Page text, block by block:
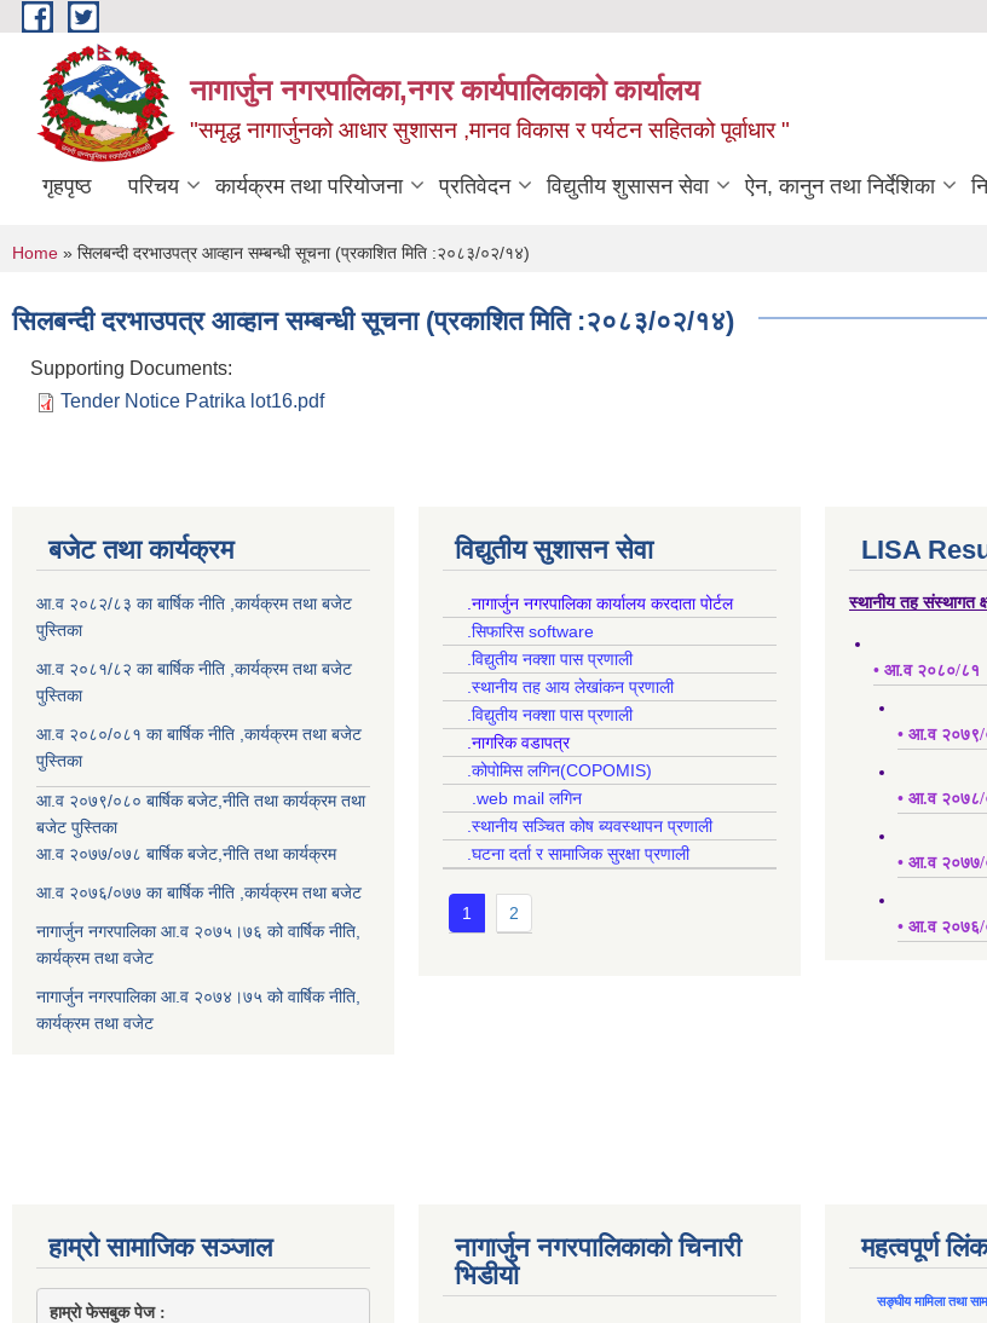
Skip to main content
नागार्जुन नगरपालिका,नगर कार्यपालिकाको कार्यालय
"समृद्ध नागार्जुनको आधार सुशासन ,मानव विकास र पर्यटन सहितको पूर्वाधार "
गृहपृष्ठ परिचय कार्यक्रम तथा परियोजना प्रतिवेदन विद्युतीय शुसासन सेवा ऐन, कानुन तथा निर्देशिका
You are here
Home » सिलबन्दी दरभाउपत्र आव्हान सम्बन्धी सूचना (प्रकाशित मिति :२०८३/०२/१४)
सिलबन्दी दरभाउपत्र आव्हान सम्बन्धी सूचना (प्रकाशित मिति :२०८३/०२/१४)
Supporting Documents:
Tender Notice Patrika lot16.pdf
बजेट तथा कार्यक्रम
आ.व २०८२/८३ का बार्षिक नीति ,कार्यक्रम तथा बजेट
पुस्तिका
आ.व २०८१/८२ का बार्षिक नीति ,कार्यक्रम तथा बजेट
पुस्तिका
आ.व २०८०/०८१ का बार्षिक नीति ,कार्यक्रम तथा बजेट
पुस्तिका
आ.व २०७९/०८० बार्षिक बजेट,नीति तथा कार्यक्रम तथा
बजेट पुस्तिका
आ.व २०७७/०७८ बार्षिक बजेट,नीति तथा कार्यक्रम
आ.व २०७६/०७७ का बार्षिक नीति ,कार्यक्रम तथा बजेट
नागार्जुन नगरपालिका आ.व २०७५।७६ को वार्षिक नीति,
कार्यक्रम तथा वजेट
नागार्जुन नगरपालिका आ.व २०७४।७५ को वार्षिक नीति,
कार्यक्रम तथा वजेट
विद्युतीय सुशासन सेवा
.नागार्जुन नगरपालिका कार्यालय करदाता पोर्टल
.सिफारिस software
.विद्युतीय नक्शा पास प्रणाली
.स्थानीय तह आय लेखांकन प्रणाली
.विद्युतीय नक्शा पास प्रणाली
.नागरिक वडापत्र
.कोपोमिस लगिन(COPOMIS)
.web mail लगिन
.स्थानीय सञ्चित कोष ब्यवस्थापन प्रणाली
.घटना दर्ता र सामाजिक सुरक्षा प्रणाली
1 2
LISA
स्थानीय तह संस्थागत
• आ.व २०८०/८१
• आ.व
• आ.व २०७८/
• आ.व २०७७/
• आ.व
हाम्रो सामाजिक सञ्जाल
हाम्रो फेसबुक पेज :
नागार्जुन नगरपालिकाको चिनारी
भिडीयो
महत्वपूर्ण
सङ्घीय मामिला तथा